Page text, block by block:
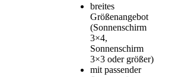
breites
Größenangebot
(Sonnenschirm
3×4,
Sonnenschirm
3×3 oder größer)
mit passender